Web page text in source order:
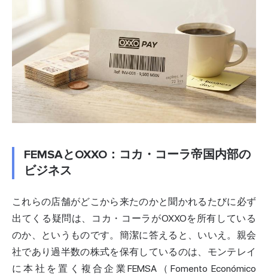
FEMSAとOXXO：コカ・コーラ帝国内部の
ビジネス
これらの店舗がどこから来たのかと聞かれるたびに必ず
出てくる疑問は、コカ・コーラがOXXOを所有している
のか、というものです。簡潔に答えると、いいえ。親会
社であり過半数の株式を保有しているのは、モンテレイ
に本社を置く複合企業FEMSA（Fomento Económico